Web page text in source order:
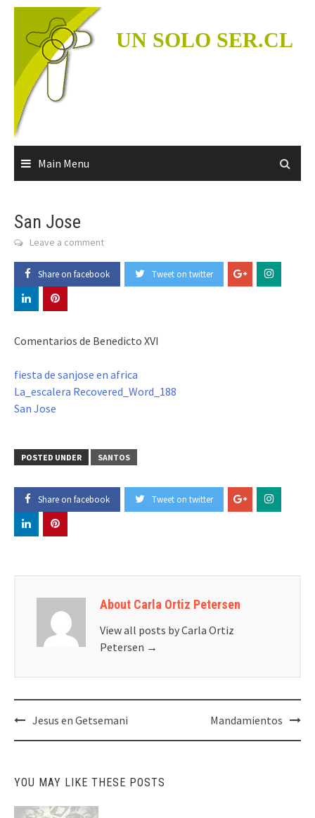
Skip
content
UN SOLO SER.CL
Main Menu
San Jose
Leave a comment
Share on facebook Tweet on twitter
Comentarios de Benedicto XVI
fiesta de sanjose en africa
La_escalera Recovered_Word_188
San Jose
POSTED UNDER SANTOS
Share on facebook Tweet on twitter
About Carla Ortiz Petersen
View all posts by Carla Ortiz
Petersen →
Post
navigation
Jesus en Getsemani Mandamientos
YOU MAY LIKE THESE POSTS